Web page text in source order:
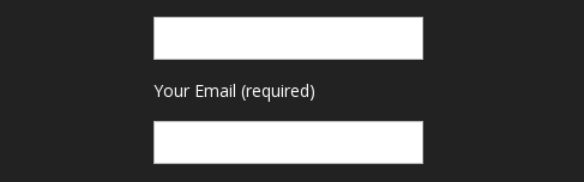
Your Email (required)